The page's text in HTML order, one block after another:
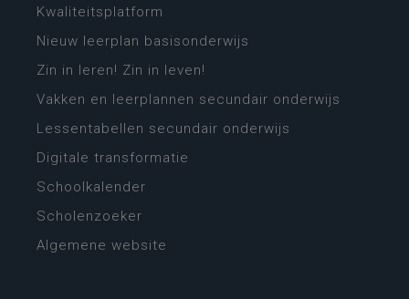
Kwaliteitsplatform
Nieuw leerplan basisonderwijs
Zin in leren! Zin in leven!
Vakken en leerplannen secundair onderwijs
Lessentabellen secundair onderwijs
Digitale transformatie
Schoolkalender
Scholenzoeker
Algemene website